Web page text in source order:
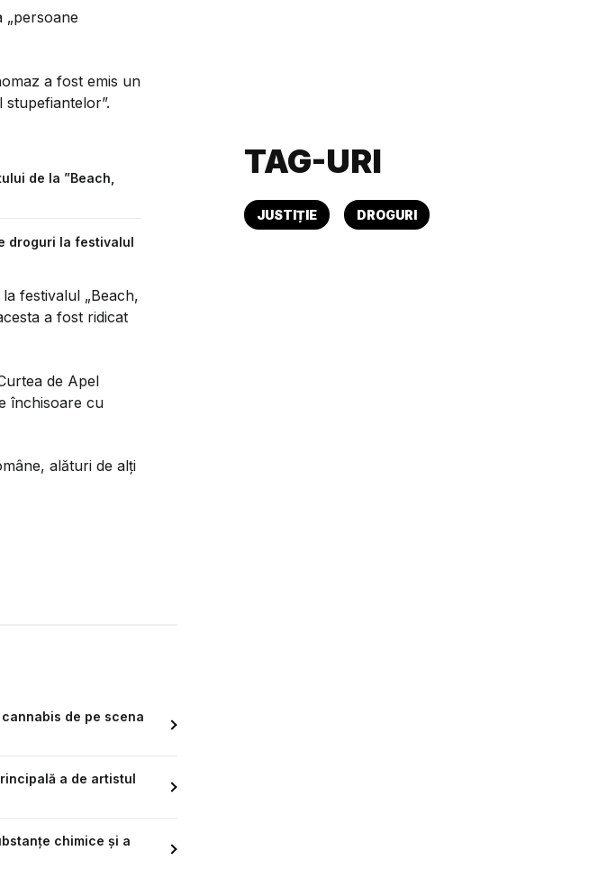
„persoane
a fost emis un
de la ”Beach,
droguri la festivalul
festivalul „Beach,
a fost ridicat
de Apel
închisoare cu
alături de alți
de pe scena
a de artistul
chimice și a
TAG-URI
JUSTIȚIE DROGURI